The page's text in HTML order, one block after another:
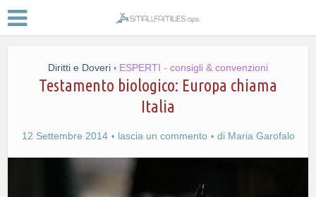
Diritti e Doveri • ESPERTI - consigli & convenzioni
Testamento biologico: Europa chiama
Italia
12 Settembre 2014 lascia un commento di Maria Garofalo